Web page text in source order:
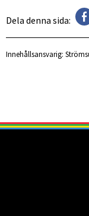
Dela denna sida:
Innehållsansvarig: